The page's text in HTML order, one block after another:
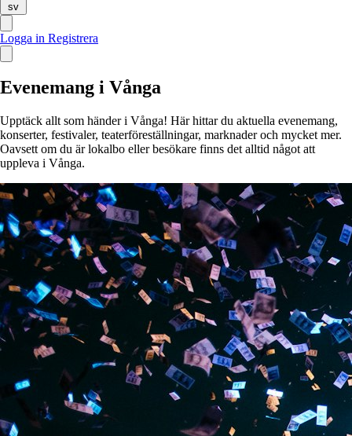
sv
Logga in Registrera
Evenemang i Vånga
Upptäck allt som händer i Vånga! Här hittar du aktuella evenemang,
konserter, festivaler, teaterföreställningar, marknader och mycket mer.
Oavsett om du är lokalbo eller besökare finns det alltid något att
uppleva i Vånga.